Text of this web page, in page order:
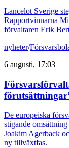
Lancelot Sverige
Rapportvinnarna
förvaltaren Erik
nyheter/
6 augusti, 17:03
De europeiska
stigande
Joakim Agerback
ny tillväxtfas.